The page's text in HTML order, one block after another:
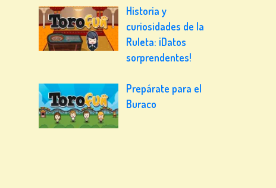
Historia y
curiosidades de la
Ruleta: ¡Datos
sorprendentes!
Prepárate para el
Buraco